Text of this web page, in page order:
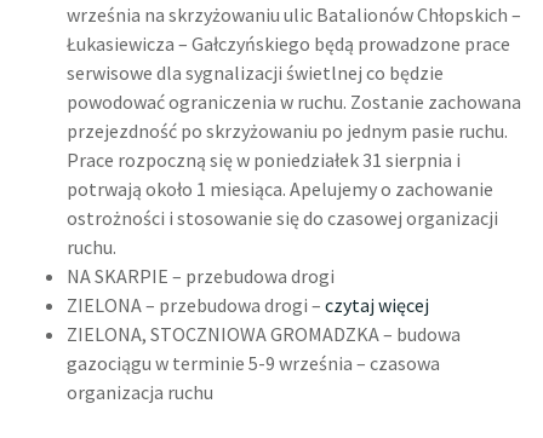
września na skrzyżowaniu ulic Batalionów Chłopskich –
Łukasiewicza – Gałczyńskiego będą prowadzone prace
serwisowe dla sygnalizacji świetlnej co będzie
powodować ograniczenia w ruchu. Zostanie zachowana
przejezdność po skrzyżowaniu po jednym pasie ruchu.
Prace rozpoczną się w poniedziałek 31 sierpnia i
potrwają około 1 miesiąca. Apelujemy o zachowanie
ostrożności i stosowanie się do czasowej organizacji
ruchu.
NA SKARPIE – przebudowa drogi
ZIELONA – przebudowa drogi – czytaj więcej
ZIELONA, STOCZNIOWA GROMADZKA – budowa
gazociągu w terminie 5-9 września – czasowa
organizacja ruchu